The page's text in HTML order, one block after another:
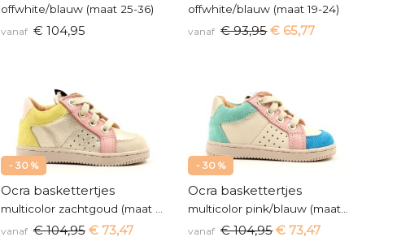
offwhite/blauw (maat 25-36)
vanaf € 104,95
offwhite/blauw (maat 19-24)
vanaf € 93,95 € 65,77
- 30 %
Ocra baskettertjes
multicolor zachtgoud (maat 19-24)
vanaf € 104,95 € 73,47
- 30 %
Ocra baskettertjes
multicolor pink/blauw (maat 19-24)
vanaf € 104,95 € 73,47